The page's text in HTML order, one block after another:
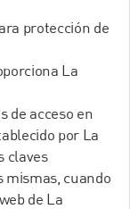
protección de
La
de acceso en
por La
claves
mismas, cuando
de La